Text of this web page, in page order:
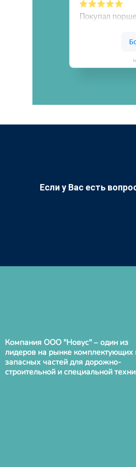
Если у Вас есть
Компания ООО "Новус" – один из
лидеров на рынке комплектующих
запасных частей для дорожно-
строительной и специальной